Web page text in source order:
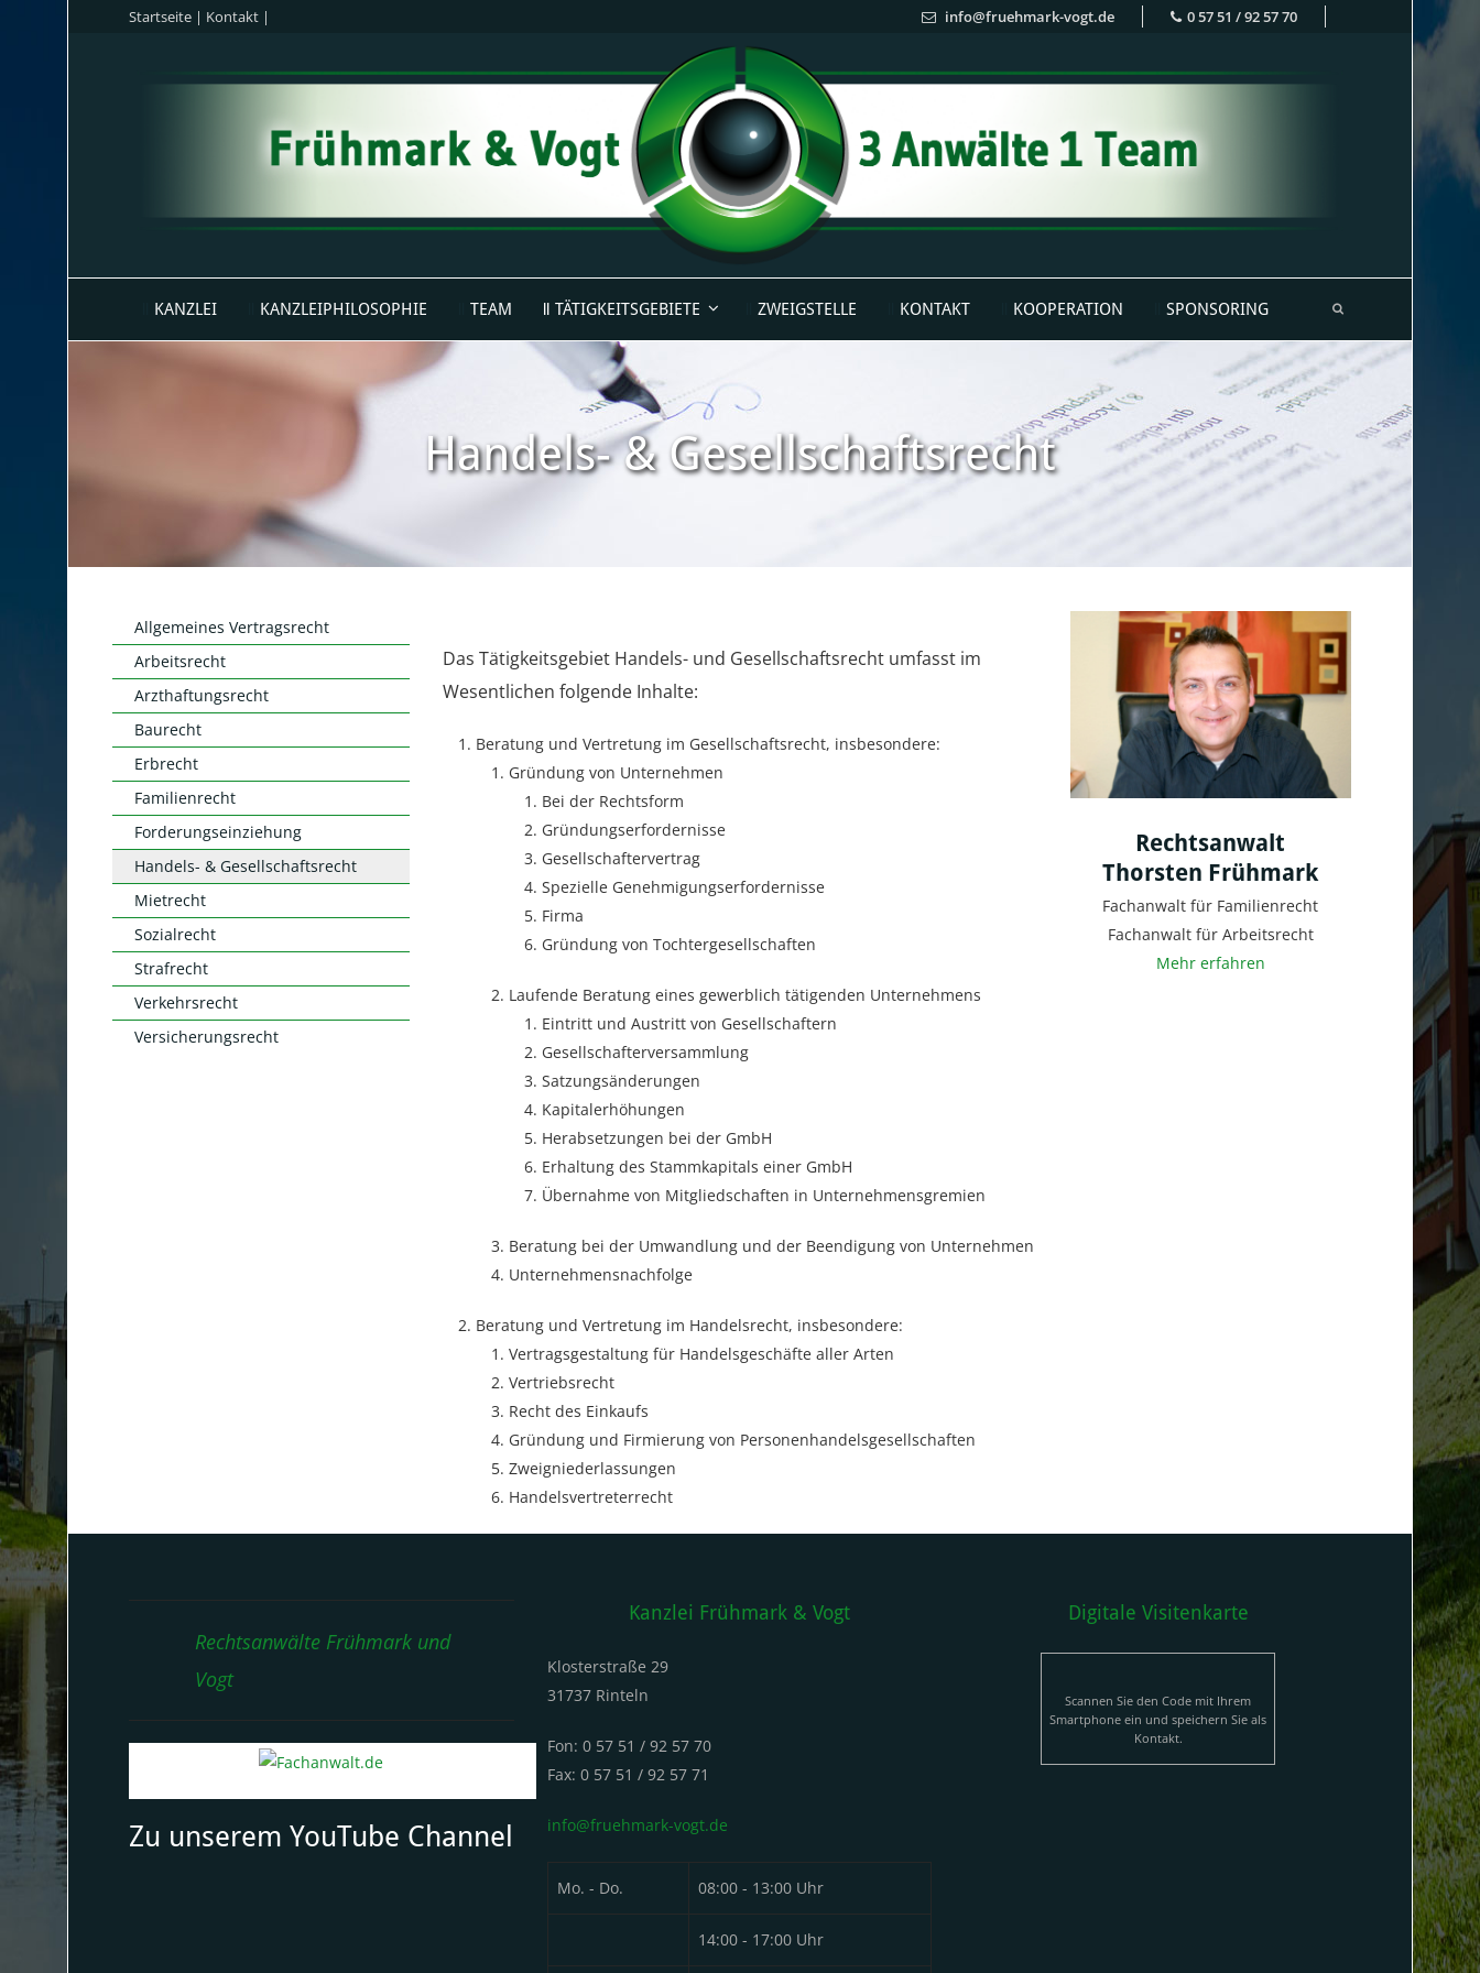
Startseite | Kontakt | info@fruehmark-vogt.de 0 57 51 / 92 57 70
KANZLEI KANZLEIPHILOSOPHIE TEAM TÄTIGKEITSGEBIETE ZWEIGSTELLE KONTAKT KOOPERATION SPONSORING
Handels- & Gesellschaftsrecht
Das Tätigkeitsgebiet Handels- und Gesellschaftsrecht umfasst im
Wesentlichen folgende Inhalte:
Beratung und Vertretung im Gesellschaftsrecht, insbesondere:
Gründung von Unternehmen
Bei der Rechtsform
Gründungserfordernisse
Gesellschaftervertrag
Spezielle Genehmigungserfordernisse
Firma
Gründung von Tochtergesellschaften
Laufende Beratung eines gewerblich tätigenden Unternehmens
Eintritt und Austritt von Gesellschaftern
Gesellschafterversammlung
Satzungsänderungen
Kapitalerhöhungen
Herabsetzungen bei der GmbH
Erhaltung des Stammkapitals einer GmbH
Übernahme von Mitgliedschaften in Unternehmensgremien
Beratung bei der Umwandlung und der Beendigung von Unternehmen
Unternehmensnachfolge
Beratung und Vertretung im Handelsrecht, insbesondere:
Vertragsgestaltung für Handelsgeschäfte aller Arten
Vertriebsrecht
Recht des Einkaufs
Gründung und Firmierung von Personenhandelsgesellschaften
Zweigniederlassungen
Handelsvertreterrecht
Rechtsanwalt
Thorsten Frühmark
Fachanwalt für Familienrecht
Fachanwalt für Arbeitsrecht
Mehr erfahren
Allgemeines Vertragsrecht
Arbeitsrecht
Arzthaftungsrecht
Baurecht
Erbrecht
Familienrecht
Forderungseinziehung
Handels- & Gesellschaftsrecht
Mietrecht
Sozialrecht
Strafrecht
Verkehrsrecht
Versicherungsrecht
Rechtsanwälte Frühmark und
Vogt
Zu unserem YouTube Channel
Kanzlei Frühmark & Vogt
Klosterstraße 29
31737 Rinteln
Fon: 0 57 51 / 92 57 70
Fax: 0 57 51 / 92 57 71
info@fruehmark-vogt.de
Mo. - Do. 08:00 - 13:00 Uhr
14:00 - 17:00 Uhr
Digitale Visitenkarte
Scannen Sie den Code mit Ihrem
Smartphone ein und speichern Sie als
Kontakt.